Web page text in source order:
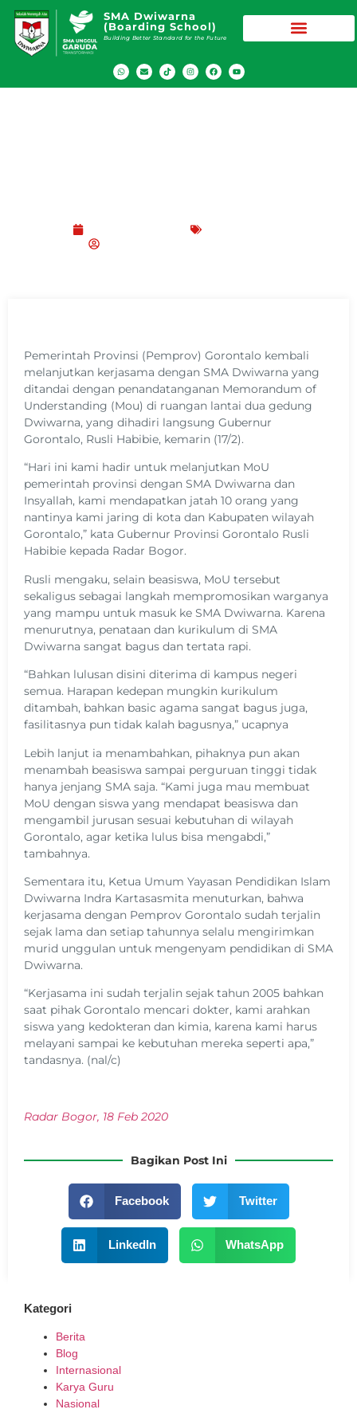
SMA Dwiwarna
(Boarding School)
Building Better Standard for the Future
Pemerintah Provinsi (Pemprov) Gorontalo kembali
melanjutkan kerjasama dengan SMA Dwiwarna yang
ditandai dengan penandatanganan Memorandum of
Understanding (Mou) di ruangan lantai dua gedung
Dwiwarna, yang dihadiri langsung Gubernur
Gorontalo, Rusli Habibie, kemarin (17/2).
“Hari ini kami hadir untuk melanjutkan MoU
pemerintah provinsi dengan SMA Dwiwarna dan
Insyallah, kami mendapatkan jatah 10 orang yang
nantinya kami jaring di kota dan Kabupaten wilayah
Gorontalo,” kata Gubernur Provinsi Gorontalo Rusli
Habibie kepada Radar Bogor.
Rusli mengaku, selain beasiswa, MoU tersebut
sekaligus sebagai langkah mempromosikan warganya
yang mampu untuk masuk ke SMA Dwiwarna. Karena
menurutnya, penataan dan kurikulum di SMA
Dwiwarna sangat bagus dan tertata rapi.
“Bahkan lulusan disini diterima di kampus negeri
semua. Harapan kedepan mungkin kurikulum
ditambah, bahkan basic agama sangat bagus juga,
fasilitasnya pun tidak kalah bagusnya,” ucapnya
Lebih lanjut ia menambahkan, pihaknya pun akan
menambah beasiswa sampai perguruan tinggi tidak
hanya jenjang SMA saja. “Kami juga mau membuat
MoU dengan siswa yang mendapat beasiswa dan
mengambil jurusan sesuai kebutuhan di wilayah
Gorontalo, agar ketika lulus bisa mengabdi,”
tambahnya.
Sementara itu, Ketua Umum Yayasan Pendidikan Islam
Dwiwarna Indra Kartasasmita menuturkan, bahwa
kerjasama dengan Pemprov Gorontalo sudah terjalin
sejak lama dan setiap tahunnya selalu mengirimkan
murid unggulan untuk mengenyam pendidikan di SMA
Dwiwarna.
“Kerjasama ini sudah terjalin sejak tahun 2005 bahkan
saat pihak Gorontalo mencari dokter, kami arahkan
siswa yang kedokteran dan kimia, karena kami harus
melayani sampai ke kebutuhan mereka seperti apa,”
tandasnya. (nal/c)
Radar Bogor, 18 Feb 2020
Bagikan Post Ini
Facebook Twitter
LinkedIn WhatsApp
Kategori
Berita
Blog
Internasional
Karya Guru
Nasional